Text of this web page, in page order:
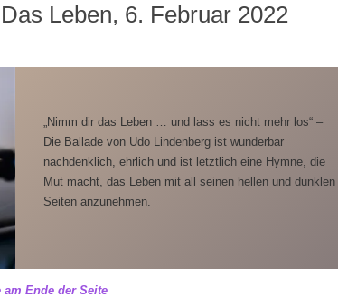
Leben, 6. Februar 2022
„Nimm dir das Leben … und lass es nicht mehr los“ –
Die Ballade von Udo Lindenberg ist wunderbar
nachdenklich, ehrlich und ist letztlich eine Hymne, die
Mut macht, das Leben mit all seinen hellen und dunklen
Seiten anzunehmen.
Ende der Seite